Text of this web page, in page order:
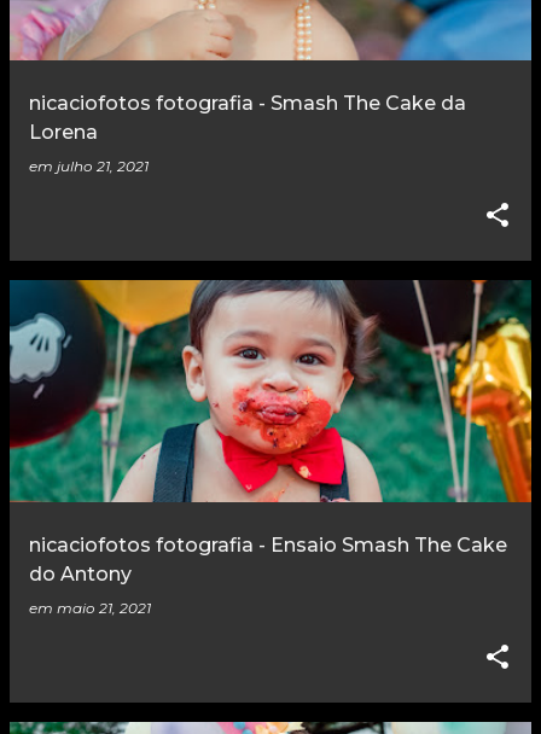
nicaciofotos fotografia - Smash The Cake da
Lorena
em julho 21, 2021
nicaciofotos fotografia - Ensaio Smash The Cake
do Antony
em maio 21, 2021